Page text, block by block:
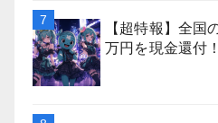
【超特報】全国
万円を現金還付！